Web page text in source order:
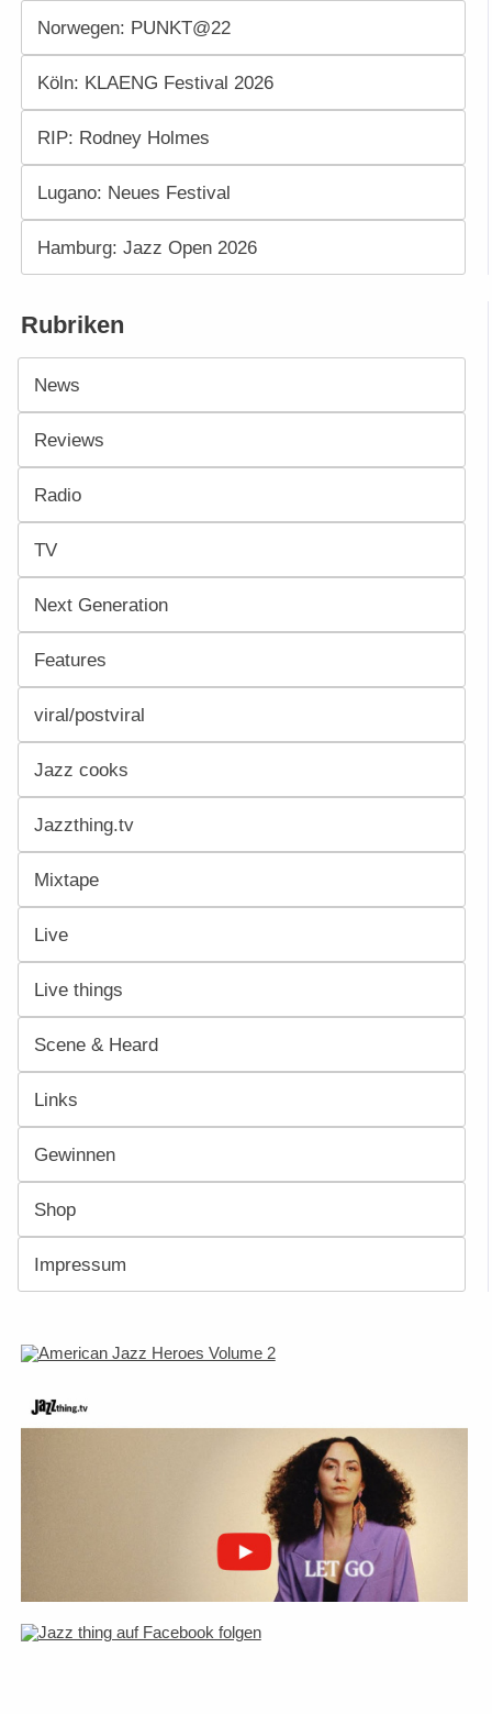
Norwegen: PUNKT@22
Köln: KLAENG Festival 2026
RIP: Rodney Holmes
Lugano: Neues Festival
Hamburg: Jazz Open 2026
Rubriken
News
Reviews
Radio
TV
Next Generation
Features
viral/postviral
Jazz cooks
Jazzthing.tv
Mixtape
Live
Live things
Scene & Heard
Links
Gewinnen
Shop
Impressum